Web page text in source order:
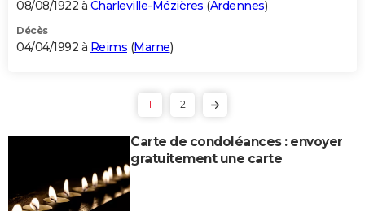
08/08/1922 à Charleville-Mézières (Ardennes)
Décès
04/04/1992 à Reims (Marne)
1 2
Carte de condoléances : envoyer
gratuitement une carte